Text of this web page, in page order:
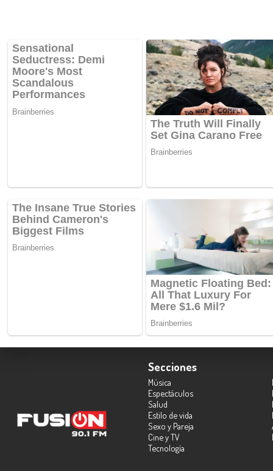
Secciones
Música
Espectáculos
Salud
Estilo de vida
Sexo y Pareja
Cine y TV
Tecnología